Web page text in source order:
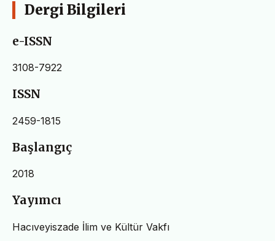
Dergi Bilgileri
e-ISSN
3108-7922
ISSN
2459-1815
Başlangıç
2018
Yayımcı
Hacıveyiszade İlim ve Kültür Vakfı